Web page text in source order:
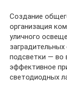
Создание
организация
уличного
подсветки — во
эффективное
светодиодных